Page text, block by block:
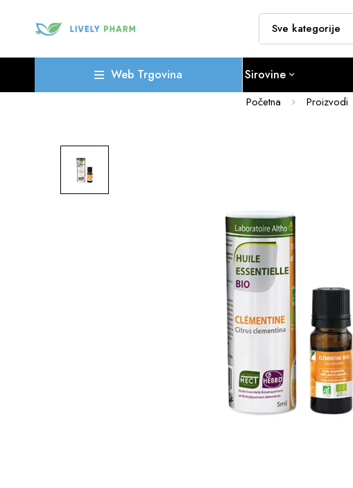
Web Trgovina Sirovine
Početna Proizvodi